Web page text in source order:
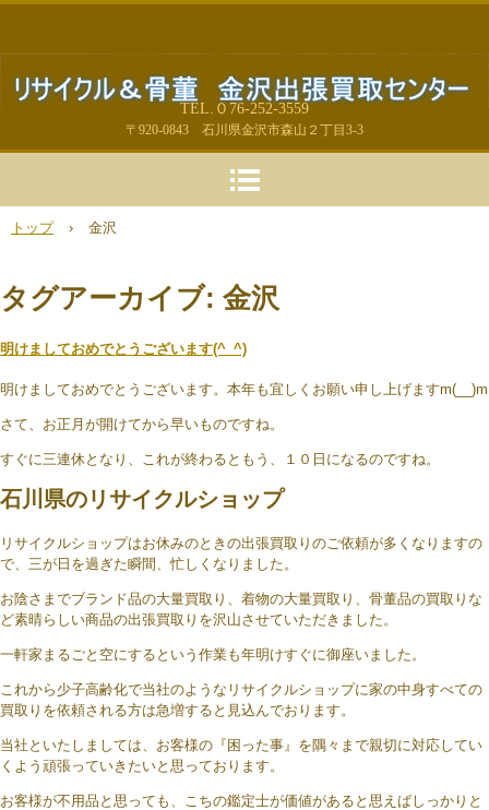
TEL.０76-252-3559
〒920-0843 石川県金沢市森山２丁目3-3
トップ › 金沢
タグアーカイブ: 金沢
明けましておめでとうございます(^_^)
明けましておめでとうございます。本年も宜しくお願い申し上げますm(__)m
さて、お正月が開けてから早いものですね。
すぐに三連休となり、これが終わるともう、１０日になるのですね。
石川県のリサイクルショップ
リサイクルショップはお休みのときの出張買取りのご依頼が多くなりますの
で、三が日を過ぎた瞬間、忙しくなりました。
お陰さまでブランド品の大量買取り、着物の大量買取り、骨董品の買取りな
ど素晴らしい商品の出張買取りを沢山させていただきました。
一軒家まるごと空にするという作業も年明けすぐに御座いました。
これから少子高齢化で当社のようなリサイクルショップに家の中身すべての
買取りを依頼される方は急増すると見込んでおります。
当社といたしましては、お客様の『困った事』を隅々まで親切に対応してい
くよう頑張っていきたいと思っております。
お客様が不用品と思っても、こちの鑑定士が価値があると思えばしっかりと